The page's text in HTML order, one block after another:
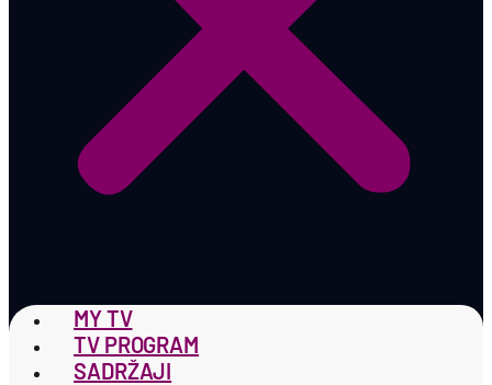
MY TV
TV PROGRAM
SADRŽAJI